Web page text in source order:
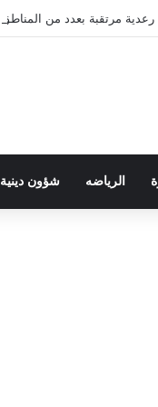
مرتقبة بعدد من المناطق
الرياضه شؤون دينية